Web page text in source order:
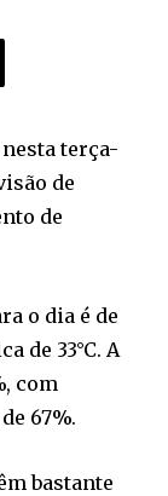
terça-
de
de
o dia é de
de 33°C. A
com
67%.
bastante